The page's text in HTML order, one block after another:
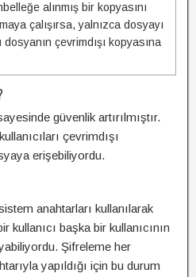
alınmış bir kopyasını
çalışırsa, yalnızca dosyayı
çevrimdışı kopyasına
güvenlik artırılmıştır.
çevrimdışı
erişebiliyordu.
anahtarları kullanılarak
kullanıcı başka bir kullanıcının
Şifreleme her
yapıldığı için bu durum